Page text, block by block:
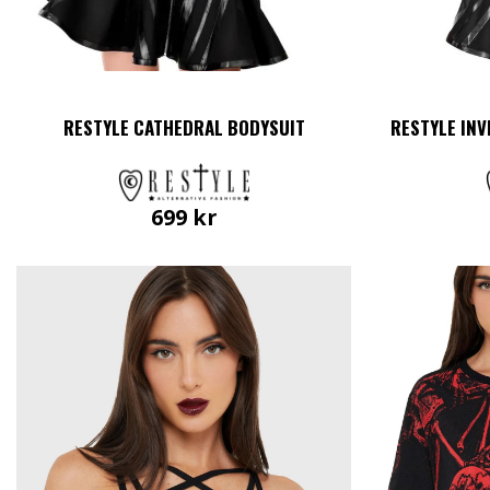
RESTYLE CATHEDRAL BODYSUIT
699 kr
här
produkten
har
flera
varianter.
De
olika
alternativen
kan
väljas
RESTYLE